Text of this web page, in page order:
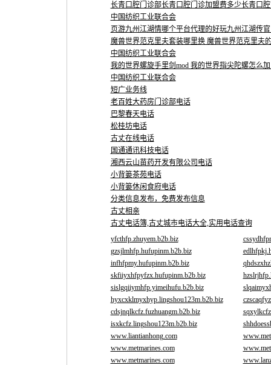
长青口腔门诊部长青口腔门诊加盟费多少长青口
中国纺织工业联合会
页游九州江湖情哪个平台代理的好玩九州江湖传
魔兽世界范克里夫套装哪里换 魔兽世界范克里夫
中国纺织工业联合会
我的世界螺旋手里剑mod 我的世界指尖陀螺怎么
中国纺织工业联合会
短广业务线
老百姓大药房门诊部电话
巴黎春天电话
松桂坊电话
古丈在线电话
国通通讯科技电话
湘西云山苗药开发有限公司电话
小背篓茶苑电话
小背篓休闲食府电话
分类信息发布，免费发布信息
古丈相亲
古丈电话簿,古丈城市电话大全,实用电话查询
yfcthfp.zhuyem.b2b.biz
gzsjlmhfp.hufupinm.b2b.biz
infhfpmy.hufupinm.b2b.biz
skfiiyxhfpyfzx.hufupinm.b2b.biz
sislgqiiymhfp.yimeihufu.b2b.biz
hyxcxklmyxhyp.lingshou123m.b2b.biz
cdsjnqlkcfz.fuzhuangm.b2b.biz
isxkcfz.lingshou123m.b2b.biz
www.liantianhong.com
www.metmarines.com
www.metmarines.com